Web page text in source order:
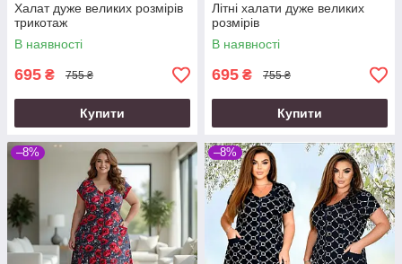
Халат дуже великих розмірів
трикотаж
В наявності
695 ₴ 755 ₴
Купити
Літні халати дуже великих
розмірів
В наявності
695 ₴ 755 ₴
Купити
–8% –8%